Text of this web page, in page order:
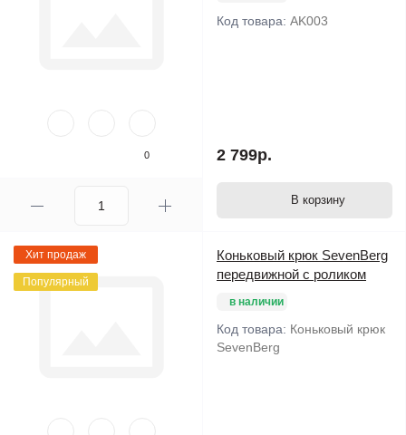
0
Код товара: AK003
2 799р.
В корзину
Хит продаж
Популярный
Коньковый крюк SevenBerg
передвижной с роликом
в наличии
Код товара: Коньковый крюк
SevenBerg